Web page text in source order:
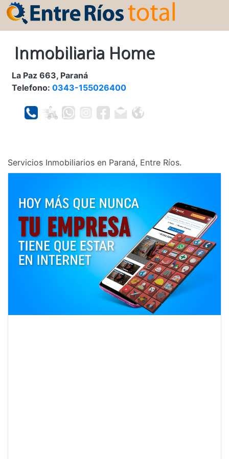
Inmobiliaria Home
La Paz 663, Paraná
Telefono: 0343-155026400
Servicios Inmobiliarios en Paraná, Entre Ríos.